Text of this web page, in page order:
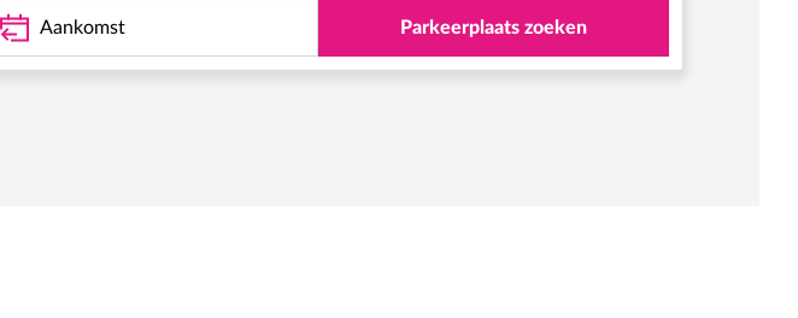
Parkeerplaats zoeken